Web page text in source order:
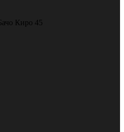
Киро 45